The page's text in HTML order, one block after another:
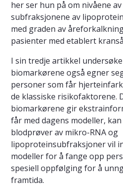
her ser hun på om nivåene
subfraksjonene av
med graden av
pasienter med etablert
I sin tredje artikkel
biomarkørene også egner
personer som får
de klassiske risikofaktorene.
biomarkørene gir
får med dagens modeller,
blodprøver av mikro-RNA og
lipoproteinsubfraksjoner vil
modeller for å fange opp
spesiell oppfølging for å
framtida.